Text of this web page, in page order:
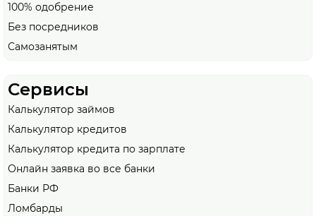
100% одобрение
Без посредников
Самозанятым
Сервисы
Калькулятор займов
Калькулятор кредитов
Калькулятор кредита по зарплате
Онлайн заявка во все банки
Банки РФ
Ломбарды